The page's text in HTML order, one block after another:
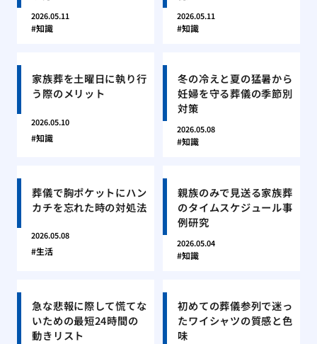
2026.05.11
知識
2026.05.11
知識
家族葬を土曜日に執り行
う際のメリット
2026.05.10
知識
冬の冷えと夏の猛暑から
妊婦を守る葬儀の季節別
対策
2026.05.08
知識
葬儀で胸ポケットにハン
カチを忘れた時の対処法
2026.05.08
生活
親族のみで見送る家族葬
のタイムスケジュール事
例研究
2026.05.04
知識
急な悲報に際して慌てな
いための最短24時間の
動きリスト
初めての葬儀参列で迷っ
たワイシャツの質感と色
味